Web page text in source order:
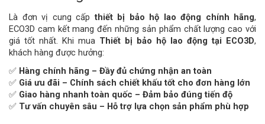
Là đơn vị cung cấpthiết bị bảo hộ lao động chính hãng,
ECO3D cam kết mang đến những sản phẩm chất lượng cao với
giá tốt nhất. Khi mua Thiết bị bảo hộ lao động tại ECO3D,
khách hàng được hưởng:
✅ Hàng chính hãng – Đầy đủ chứng nhận an toàn
✅ Giá ưu đãi – Chính sách chiết khấu tốt cho đơn hàng lớn
✅ Giao hàng nhanh toàn quốc – Đảm bảo đúng tiến độ
✅ Tư vấn chuyên sâu – Hỗ trợ lựa chọn sản phẩm phù hợp